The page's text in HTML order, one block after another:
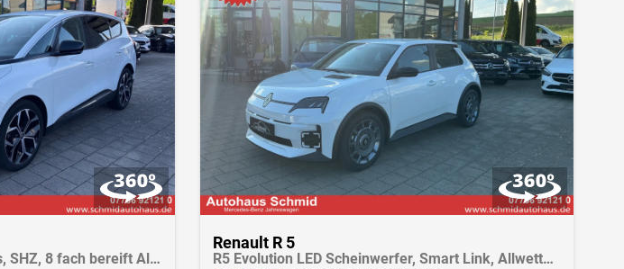
IV, 1.3 TCe 140, Grand Intens, SHZ, 8 fach bereift Alu, Navi, Klima, LED, Keyless
Renault R 5
R5 Evolution LED Scheinwerfer, Smart Link, Allwetterreifen